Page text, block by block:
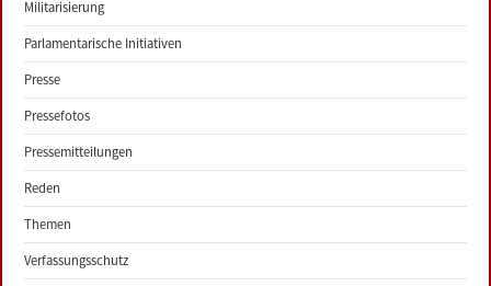
Militarisierung
Parlamentarische Initiativen
Presse
Pressefotos
Pressemitteilungen
Reden
Themen
Verfassungsschutz